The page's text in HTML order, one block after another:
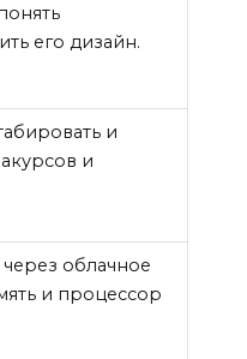
его дизайн.
и
и
облачное
и процессор